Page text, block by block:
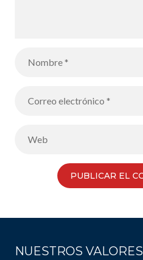
NUESTROS VALORES